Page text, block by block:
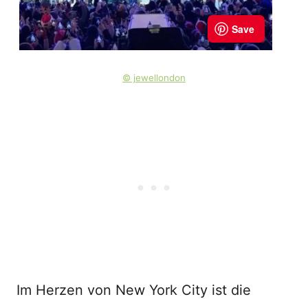
© jewellondon
Im Herzen von New York City ist die